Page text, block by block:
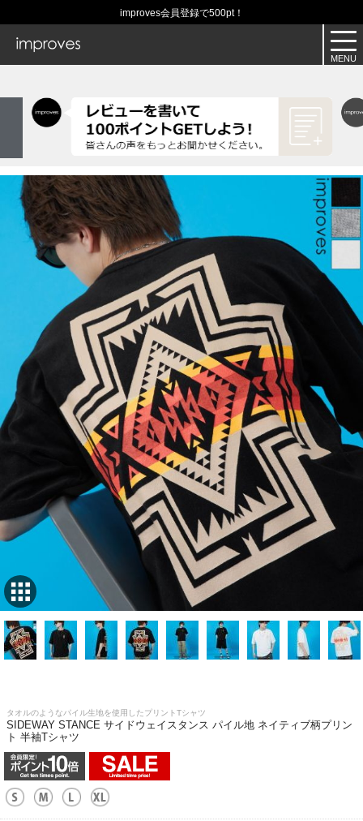
improves会員登録で500pt！
タオルのようなパイル生地を使用したプリントTシャツ
SIDEWAY STANCE サイドウェイスタンス パイル地 ネイティブ柄プリン
ト 半袖Tシャツ